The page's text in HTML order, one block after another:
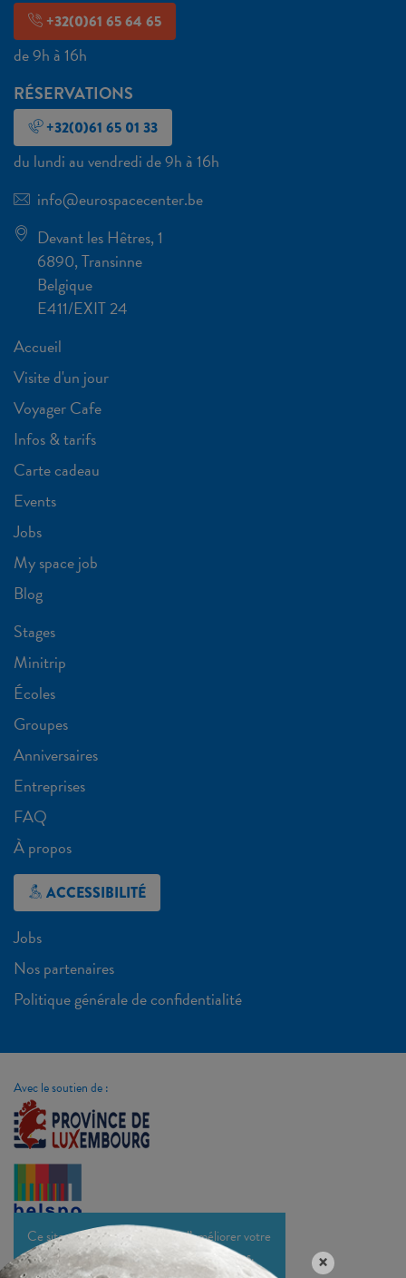
+32(0)61 65 64 65
de 9h à 16h
RÉSERVATIONS
+32(0)61 65 01 33
du lundi au vendredi de 9h à 16h
info@eurospacecenter.be
Devant les Hêtres, 1
6890, Transinne
Belgique
E411/EXIT 24
Accueil
Visite d'un jour
Voyager Cafe
Infos & tarifs
Carte cadeau
Events
Jobs
My space job
Blog
Stages
Minitrip
Écoles
Groupes
Anniversaires
Entreprises
FAQ
À propos
ACCESSIBILITÉ
Jobs
Nos partenaires
Politique générale de confidentialité
Avec le soutien de :
Ce site utilise des cookies afin d’améliorer votre
expérience et optimiser nos sites et services.
×